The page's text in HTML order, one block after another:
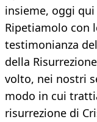
insieme, oggi
Ripetiamolo con
testimonianza
della
volto, nei nostri
modo in cui
risurrezione di